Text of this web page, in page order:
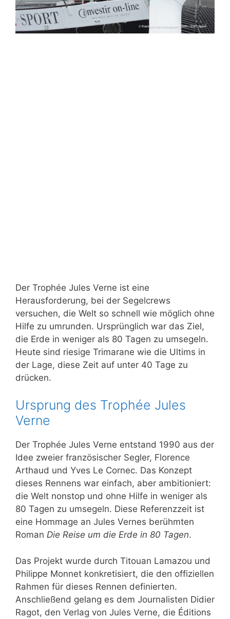
Der Trophée Jules Verne ist eine
Herausforderung, bei der Segelcrews
versuchen, die Welt so schnell wie möglich ohne
Hilfe zu umrunden. Ursprünglich war das Ziel,
die Erde in weniger als 80 Tagen zu umsegeln.
Heute sind riesige Trimarane wie die Ultims in
der Lage, diese Zeit auf unter 40 Tage zu
drücken.
Ursprung des Trophée Jules
Verne
Der Trophée Jules Verne entstand 1990 aus der
Idee zweier französischer Segler, Florence
Arthaud und Yves Le Cornec. Das Konzept
dieses Rennens war einfach, aber ambitioniert:
die Welt nonstop und ohne Hilfe in weniger als
80 Tagen zu umsegeln. Diese Referenzzeit ist
eine Hommage an Jules Vernes berühmten
Roman Die Reise um die Erde in 80 Tagen.
Das Projekt wurde durch Titouan Lamazou und
Philippe Monnet konkretisiert, die den offiziellen
Rahmen für dieses Rennen definierten.
Anschließend gelang es dem Journalisten Didier
Ragot, den Verlag von Jules Verne, die Éditions